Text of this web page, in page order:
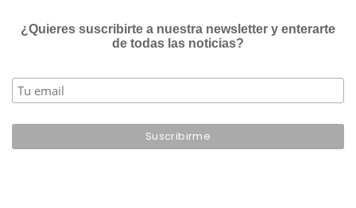
¿Quieres suscribirte a nuestra newsletter y enterarte
de todas las noticias?